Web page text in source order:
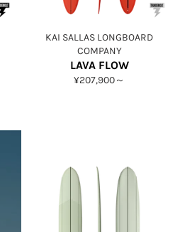
KAI SALLAS LONGBOARD
COMPANY
LAVA FLOW
¥207,900～